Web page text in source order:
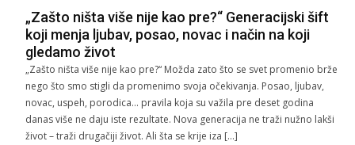
„Zašto ništa više nije kao pre?“ Generacijski šift
koji menja ljubav, posao, novac i način na koji
gledamo život
„Zašto ništa više nije kao pre?“ Možda zato što se svet promenio brže
nego što smo stigli da promenimo svoja očekivanja. Posao, ljubav,
novac, uspeh, porodica… pravila koja su važila pre deset godina
danas više ne daju iste rezultate. Nova generacija ne traži nužno lakši
život – traži drugačiji život. Ali šta se krije iza […]